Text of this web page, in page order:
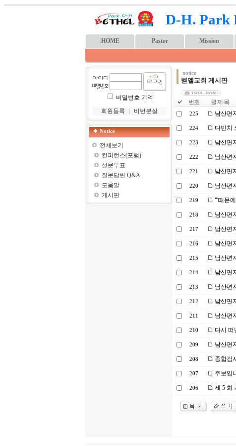
D-H. Park
HOME Pastor Mission
비밀번호 기억
회원등록
비번분실
Notice
전체보기
컨퍼런스(포럼)
설문투표
질문답변 Q&A
도움말
게시판
notice
벧엘교회 게시판
번호 글 제 목
225 남산편
224 다빈치
223 남산편
222 남산편
221 남산편
220 남산편
219 "'때문
218 남산편
217 남산편
216 남산편
215 남산편
214 남산편
213 남산편
212 남산편
211 남산편
210 다시 떠
209 남산편
208 종합검
207 주보입
206 제 5 회